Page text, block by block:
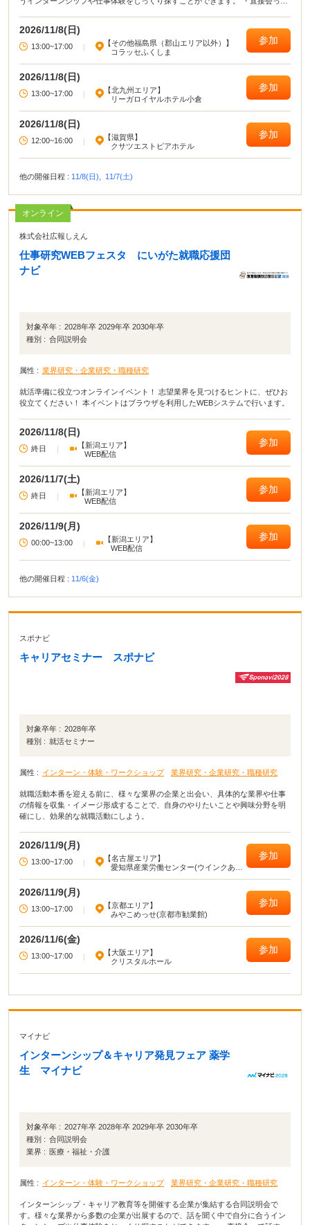
2026/11/8(日)
13:00~17:00
【その他福島県（郡山エリア以外）】
コラッセふくしま
参加
2026/11/8(日)
13:00~17:00
【北九州エリア】
リーガロイヤルホテル小倉
参加
2026/11/8(日)
12:00~16:00
【滋賀県】
クサツエストピアホテル
参加
他の開催日程 : 11/8(日), 11/7(土)
オンライン
株式会社広報しえん
仕事研究WEBフェスタ にいがた就職応援団
ナビ
対象卒年 : 2028年卒 2029年卒 2030年卒
種別 : 合同説明会
属性 : 業界研究・企業研究・職種研究
就活準備に役立つオンラインイベント！ 志望業界を見つけるヒントに、ぜひお
役立てください！ 本イベントはブラウザを利用したWEBシステムで行います。
2026/11/8(日)
終日
【新潟エリア】
WEB配信
参加
2026/11/7(土)
終日
【新潟エリア】
WEB配信
参加
2026/11/9(月)
00:00~13:00
【新潟エリア】
WEB配信
参加
他の開催日程 : 11/6(金)
スポナビ
キャリアセミナー スポナビ
対象卒年 : 2028年卒
種別 : 就活セミナー
属性 : インターン・体験・ワークショップ 業界研究・企業研究・職種研究
就職活動本番を迎える前に、様々な業界の企業と出会い、具体的な業界や仕事
の情報を収集・イメージ形成することで、自身のやりたいことや興味分野を明
確にし、効果的な就職活動にしよう。
2026/11/9(月)
13:00~17:00
【名古屋エリア】
愛知県産業労働センター(ウインクあい
参加
2026/11/9(月)
13:00~17:00
【京都エリア】
みやこめっせ(京都市勧業館)
参加
2026/11/6(金)
13:00~17:00
【大阪エリア】
クリスタルホール
参加
マイナビ
インターンシップ＆キャリア発見フェア 薬学
生 マイナビ
対象卒年 : 2027年卒 2028年卒 2029年卒 2030年卒
種別 : 合同説明会
業界 :
医療・福祉・介護
属性 : インターン・体験・ワークショップ 業界研究・企業研究・職種研究
インターンシップ・キャリア教育等を開催する企業が集結する合同説明会で
す。様々な業界から多数の企業が出展するので、話を聞く中で自分に合うイン